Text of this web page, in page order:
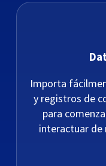
Importa
y registros de
para
interactuar de